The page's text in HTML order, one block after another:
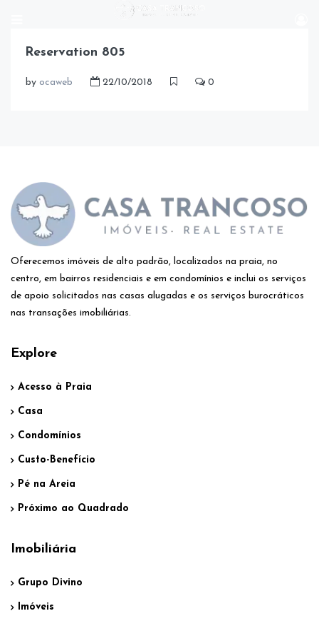
Reservation 805
by ocaweb 22/10/2018 0
Oferecemos imóveis de alto padrão, localizados na praia, no
centro, em bairros residenciais e em condomínios e inclui os serviços
de apoio solicitados nas casas alugadas e os serviços burocráticos
nas transações imobiliárias.
Explore
Acesso à Praia
Casa
Condomínios
Custo-Benefício
Pé na Areia
Próximo ao Quadrado
Imobiliária
Grupo Divino
Imóveis